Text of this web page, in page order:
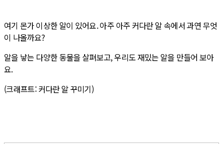
여기 몬가 이상한 알이 있어요. 아주 아주 커다란 알 속에서 과연 무엇
이 나올까요?
알을 낳는 다양한 동물을 살펴보고, 우리도 재밌는 알을 만들어 보아
요.
(크래프트: 커다란 알 꾸미기)